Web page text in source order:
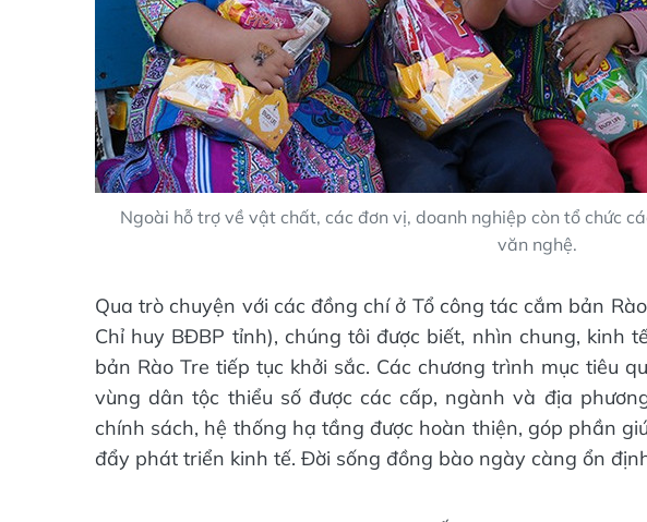
Ngoài hỗ trợ về vật chất, các đơn vị, doanh nghiệp còn tổ chức
văn nghệ.
Qua trò chuyện với các đồng chí ở Tổ công tác cắm bản
Chỉ huy BĐBP tỉnh), chúng tôi được biết, nhìn chung, kinh
bản Rào Tre tiếp tục khởi sắc. Các chương trình mục tiêu
vùng dân tộc thiểu số được các cấp, ngành và địa
chính sách, hệ thống hạ tầng được hoàn thiện, góp phần
đẩy phát triển kinh tế. Đời sống đồng bào ngày càng ổn